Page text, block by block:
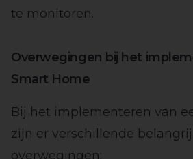
te monitoren.
Overwegingen bij het
Smart Home
Bij het implementeren van
zijn er verschillende
overwegingen: